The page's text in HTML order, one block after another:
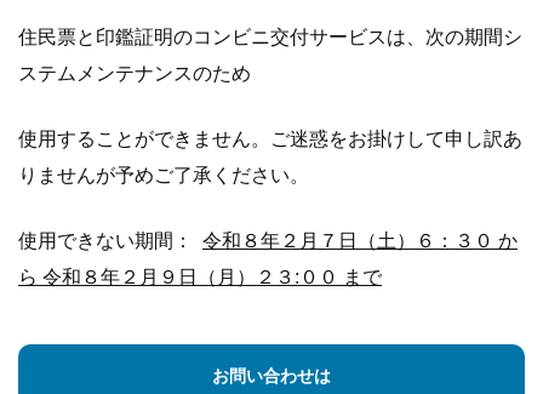
住民票と印鑑証明のコンビニ交付サービスは、次の期間シ
ステムメンテナンスのため
使用することができません。ご迷惑をお掛けして申し訳あ
りませんが予めご了承ください。
使用できない期間： 令和８年２月７日（土）６：３０ か
ら 令和８年２月９日（月）２３:００ まで
お問い合わせは